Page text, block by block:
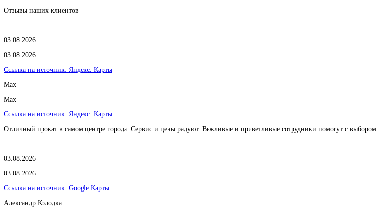
Отзывы наших клиентов
03.08.2026
03.08.2026
Ссылка на источник: Яндекс. Карты
Max
Max
Ссылка на источник: Яндекс. Карты
Отличный прокат в самом центре города. Сервис и цены радуют. Вежливые и приветливые сотрудники помогут с
03.08.2026
03.08.2026
Ссылка на источник: Google Карты
Александр Колодка